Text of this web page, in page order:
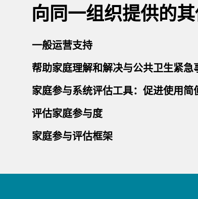
向同一组织提供的
一般运营支持
帮助家庭理解和解决与公共卫生紧
家庭参与系统评估工具：促进使用
评估家庭参与度
家庭参与评估框架